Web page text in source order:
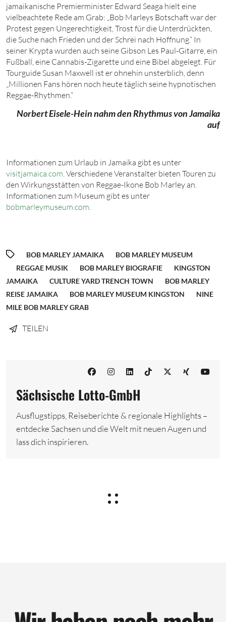
jamaikanische Premierminister Edward Seaga hielt eine
vielbeachtete Rede am Grab: „Bob Marleys Botschaft war der
Protest gegen Ungerechtigkeit, Trost für die Unterdrückten,
die Suche nach Frieden und der Schrei nach Hoffnung.“ In
seiner Krypta wurden auch seine Gibson Les Paul-Gitarre, ein
Fußball, eine Cannabis-Zigarette und eine Bibel abgelegt. Für
Tourguide Susan Maxwell ist er ohnehin unsterblich, denn
„Millionen Fans hören noch heute täglich seine hypnotischen
Reggae-Rhythmen.“
Norbert Eisele-Hein nahm den Rhythmus von Jamaika
auf
Informationen zum Urlaub in Jamaika gibt es unter
visitjamaica.com . Verschiedene Veranstalter bieten Touren zu
den Wirkungsstätten von Reggae-Ikone Bob Marley an.
Informationen zum Museum gibt es unter
bobmarleymuseum.com
BOB MARLEY JAMAIKA
BOB MARLEY MUSEUM
REGGAE MUSIK
BOB MARLEY BIOGRAFIE
KINGSTON
JAMAIKA
CULTURE YARD TRENCH TOWN
BOB MARLEY
REISE JAMAIKA
BOB MARLEY MUSEUM KINGSTON
NINE
MILE BOB MARLEY GRAB
TEILEN
Sächsische Lotto-GmbH
Ausflugstipps, Reiseberichte & regionale Highlights –
entdecke Sachsen und die Welt mit neuen Augen und
lass dich inspirieren.